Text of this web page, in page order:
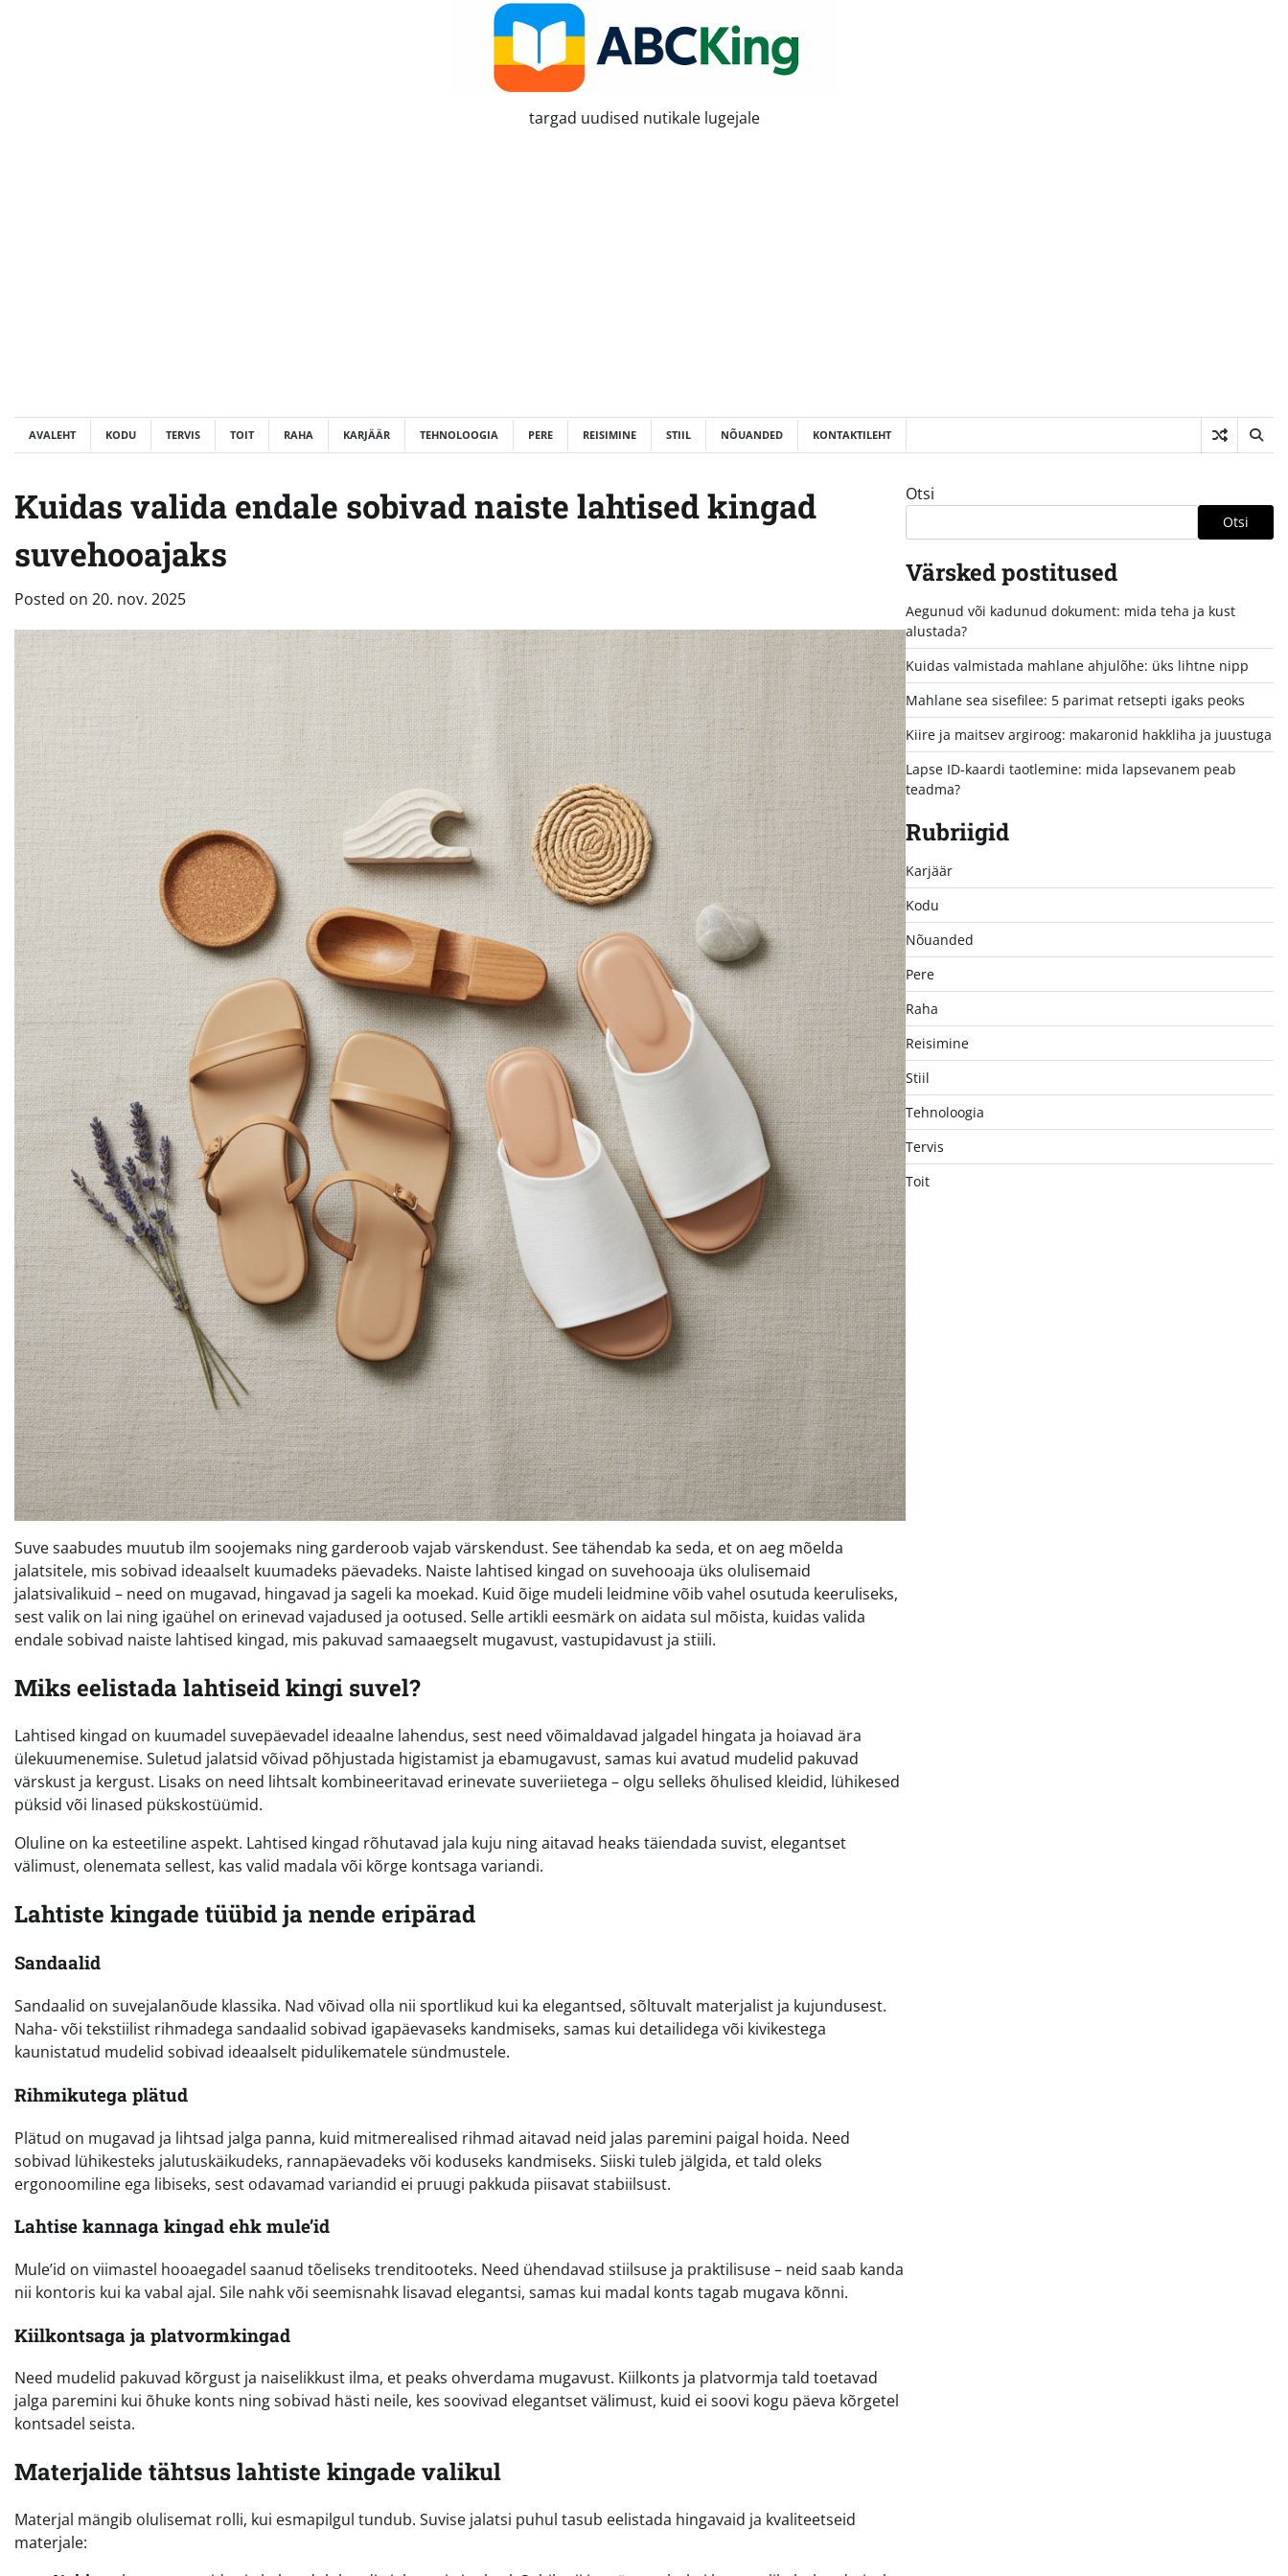
targad uudised nutikale lugejale
AVALEHT KODU TERVIS TOIT RAHA KARJÄÄR TEHNOLOOGIA PERE REISIMINE STIIL NÕUANDED KONTAKTILEHT
Kuidas valida endale sobivad naiste lahtised kingad
suvehooajaks
Posted on 20. nov. 2025
Suve saabudes muutub ilm soojemaks ning garderoob vajab värskendust. See tähendab ka seda, et on aeg mõelda
jalatsitele, mis sobivad ideaalselt kuumadeks päevadeks. Naiste lahtised kingad on suvehooaja üks olulisemaid
jalatsivalikuid – need on mugavad, hingavad ja sageli ka moekad. Kuid õige mudeli leidmine võib vahel osutuda keeruliseks,
sest valik on lai ning igaühel on erinevad vajadused ja ootused. Selle artikli eesmärk on aidata sul mõista, kuidas valida
endale sobivad naiste lahtised kingad, mis pakuvad samaaegselt mugavust, vastupidavust ja stiili.
Miks eelistada lahtiseid kingi suvel?
Lahtised kingad on kuumadel suvepäevadel ideaalne lahendus, sest need võimaldavad jalgadel hingata ja hoiavad ära
ülekuumenemise. Suletud jalatsid võivad põhjustada higistamist ja ebamugavust, samas kui avatud mudelid pakuvad
värskust ja kergust. Lisaks on need lihtsalt kombineeritavad erinevate suveriietega – olgu selleks õhulised kleidid, lühikesed
püksid või linased pükskostüümid.
Oluline on ka esteetiline aspekt. Lahtised kingad rõhutavad jala kuju ning aitavad heaks täiendada suvist, elegantset
välimust, olenemata sellest, kas valid madala või kõrge kontsaga variandi.
Lahtiste kingade tüübid ja nende eripärad
Sandaalid
Sandaalid on suvejalanõude klassika. Nad võivad olla nii sportlikud kui ka elegantsed, sõltuvalt materjalist ja kujundusest.
Naha- või tekstiilist rihmadega sandaalid sobivad igapäevaseks kandmiseks, samas kui detailidega või kivikestega
kaunistatud mudelid sobivad ideaalselt pidulikematele sündmustele.
Rihmikutega plätud
Plätud on mugavad ja lihtsad jalga panna, kuid mitmerealised rihmad aitavad neid jalas paremini paigal hoida. Need
sobivad lühikesteks jalutuskäikudeks, rannapäevadeks või koduseks kandmiseks. Siiski tuleb jälgida, et tald oleks
ergonoomiline ega libiseks, sest odavamad variandid ei pruugi pakkuda piisavat stabiilsust.
Lahtise kannaga kingad ehk mule’id
Mule’id on viimastel hooaegadel saanud tõeliseks trenditooteks. Need ühendavad stiilsuse ja praktilisuse – neid saab kanda
nii kontoris kui ka vabal ajal. Sile nahk või seemisnahk lisavad elegantsi, samas kui madal konts tagab mugava kõnni.
Kiilkontsaga ja platvormkingad
Need mudelid pakuvad kõrgust ja naiselikkust ilma, et peaks ohverdama mugavust. Kiilkonts ja platvormja tald toetavad
jalga paremini kui õhuke konts ning sobivad hästi neile, kes soovivad elegantset välimust, kuid ei soovi kogu päeva kõrgetel
kontsadel seista.
Materjalide tähtsus lahtiste kingade valikul
Materjal mängib olulisemat rolli, kui esmapilgul tundub. Suvise jalatsi puhul tasub eelistada hingavaid ja kvaliteetseid
materjale:
Otsi
Otsi
Värsked postitused
Aegunud või kadunud dokument: mida teha ja kust
alustada?
Kuidas valmistada mahlane ahjulõhe: üks lihtne nipp
Mahlane sea sisefilee: 5 parimat retsepti igaks peoks
Kiire ja maitsev argiroog: makaronid hakkliha ja juustuga
Lapse ID-kaardi taotlemine: mida lapsevanem peab
teadma?
Rubriigid
Karjäär
Kodu
Nõuanded
Pere
Raha
Reisimine
Stiil
Tehnoloogia
Tervis
Toit